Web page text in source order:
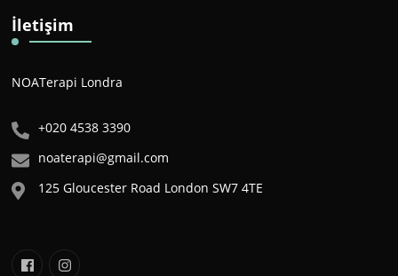
İletişim
NOATerapi Londra
+020 4538 3390
noaterapi@gmail.com
125 Gloucester Road London SW7 4TE